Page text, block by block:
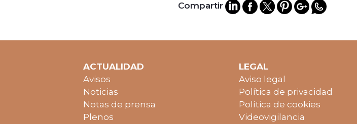
Compartir
ACTUALIDAD
Avisos
Noticias
Notas de prensa
Plenos
LEGAL
Aviso legal
Política de privacidad
Política de cookies
Videovigilancia